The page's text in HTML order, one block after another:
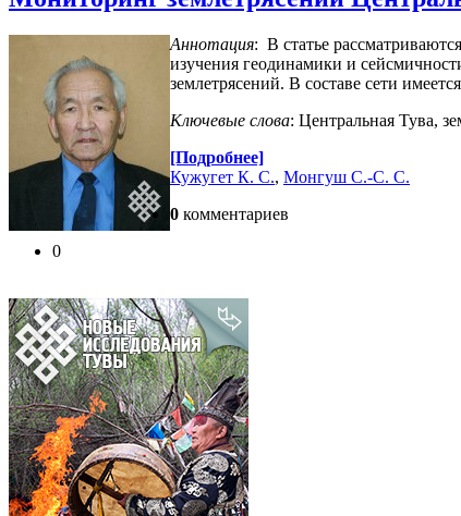
Аннотация: В статье
изучения геодинамики и
землетрясений. В составе сети
Ключевые слова: Центральная Тува,
[Подробнее]
Кужугет К. С., Монгуш С.-С. С.
0 комментариев
0